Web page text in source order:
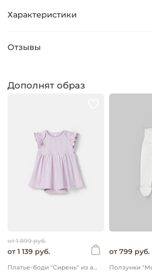
Характеристики
Отзывы
Дополнят образ
от 1 899 руб.
от 1 139 руб.
Платье-боди "Сирень" из ажурного хлопка 0+
от 799 руб.